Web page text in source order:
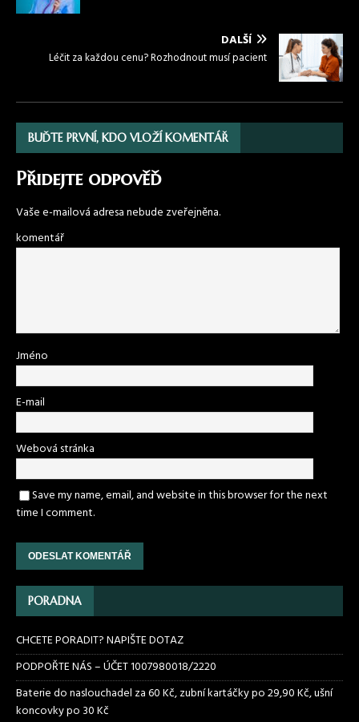
DALŠÍ
Léčit za každou cenu? Rozhodnout musí pacient
BUĎTE PRVNÍ, KDO VLOŽÍ KOMENTÁŘ
Přidejte odpověď
Vaše e-mailová adresa nebude zveřejněna.
komentář
Jméno
E-mail
Webová stránka
Save my name, email, and website in this browser for the next
time I comment.
PORADNA
CHCETE PORADIT? NAPIŠTE DOTAZ
PODPOŘTE NÁS – ÚČET 1007980018/2220
Baterie do naslouchadel za 60 Kč, zubní kartáčky po 29,90 Kč, ušní
koncovky po 30 Kč